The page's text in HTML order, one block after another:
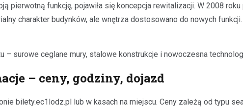
pierwotną funkcję, pojawiła się koncepcja rewitalizacji. W 2008
charakter budynków, ale wnętrza dostosowano do nowych
– surowe ceglane mury, stalowe konstrukcje i nowoczesna
– ceny, godziny, dojazd
bilety.ec1lodz.pl lub w kasach na miejscu. Ceny zależą od typu